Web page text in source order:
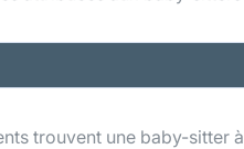
trouvent une baby-sitter